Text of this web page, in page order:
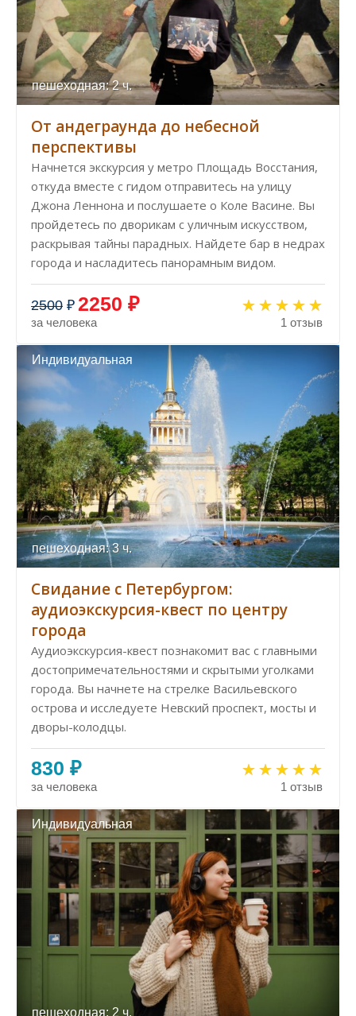
пешеходная: 2 ч.
От андеграунда до небесной
перспективы
Начнется экскурсия у метро Площадь Восстания,
откуда вместе с гидом отправитесь на улицу
Джона Леннона и послушаете о Коле Васине. Вы
пройдетесь по дворикам с уличным искусством,
раскрывая тайны парадных. Найдете бар в недрах
города и насладитесь панорамным видом.
2500 ₽ 2250 ₽
за человека 1 отзыв
Индивидуальная
пешеходная: 3 ч.
Свидание с Петербургом:
аудиоэкскурсия-квест по центру
города
Аудиоэкскурсия-квест познакомит вас с главными
достопримечательностями и скрытыми уголками
города. Вы начнете на стрелке Васильевского
острова и исследуете Невский проспект, мосты и
дворы-колодцы.
830 ₽
за человека 1 отзыв
Индивидуальная
пешеходная: 2 ч.